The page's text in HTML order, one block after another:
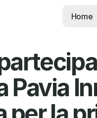
Home
Pavia